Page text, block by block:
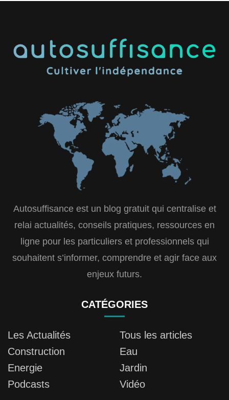
Autosuffisance est un blog gratuit qui centralise et
relai actualités, conseils pratiques, ressources en
ligne pour les particuliers et professionnels qui
souhaitent s’informer, comprendre et agir face aux
enjeux futurs.
CATÉGORIES
Les Actualités
Tous les articles
Construction
Eau
Energie
Jardin
Podcasts
Vidéo